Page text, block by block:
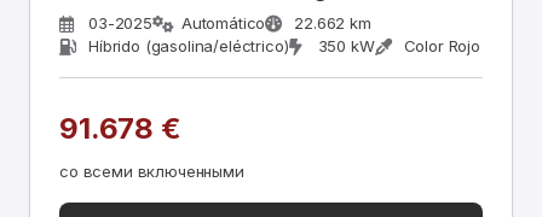
03-2025 Automático
22.662 km
Híbrido (gasolina/eléctrico)
350 kW Color Rojo
91.678 €
со всеми включенными